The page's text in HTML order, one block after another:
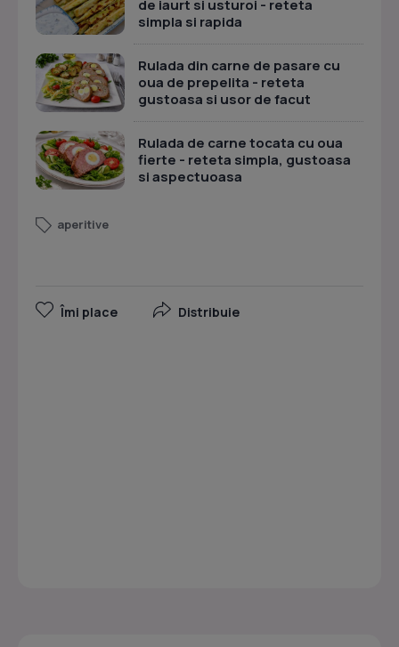
de iaurt si usturoi - reteta
simpla si rapida
Rulada din carne de pasare cu
oua de prepelita - reteta
gustoasa si usor de facut
Rulada de carne tocata cu oua
fierte - reteta simpla, gustoasa
si aspectuoasa
aperitive
Îmi place Distribuie